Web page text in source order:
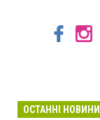
ОСТАННІ НОВИНИ